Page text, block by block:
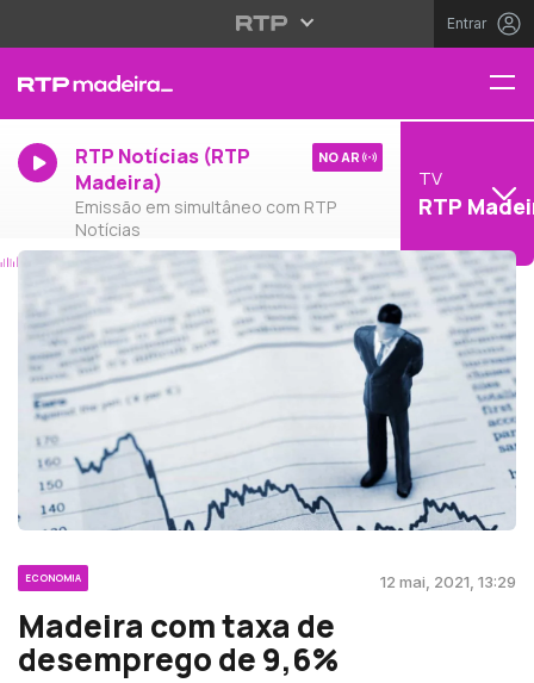
Entrar
RTP Notícias (RTP
Madeira)
Emissão em simultâneo com RTP
Notícias
NO AR
TV
RTP
ECONOMIA 12 mai, 2021, 13:29
Madeira com taxa de
desemprego de 9,6%